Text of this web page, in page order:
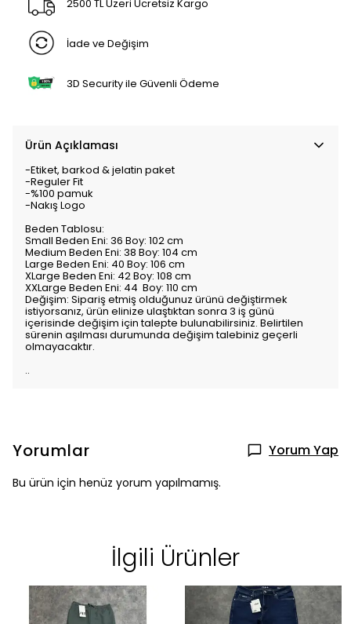
2500 TL Üzeri Ücretsiz Kargo
İade ve Değişim
3D Security ile Güvenli Ödeme
Ürün Açıklaması
-Etiket, barkod & jelatin paket
-Reguler Fit
-%100 pamuk
-Nakış Logo
Beden Tablosu:
Small Beden Eni: 36 Boy: 102 cm
Medium Beden Eni: 38 Boy: 104 cm
Large Beden Eni: 40 Boy: 106 cm
XLarge Beden Eni: 42 Boy: 108 cm
XXLarge Beden Eni: 44 Boy: 110 cm
Değişim: Sipariş etmiş olduğunuz ürünü değiştirmek
istiyorsanız, ürün elinize ulaştıktan sonra 3 iş günü
içerisinde değişim için talepte bulunabilirsiniz. Belirtilen
sürenin aşılması durumunda değişim talebiniz geçerli
olmayacaktır.
..
Yorumlar Yorum Yap
Bu ürün için henüz yorum yapılmamış.
İlgili Ürünler